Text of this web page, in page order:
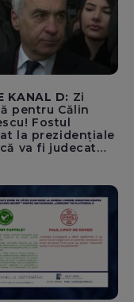
KANAL D: Zi
pentru Călin
Fostul
la prezidențiale
va fi judecat